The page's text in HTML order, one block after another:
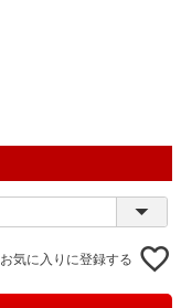
お気に入りに登録する